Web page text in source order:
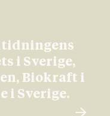
i Sverige,
Biokraft i
i Sverige.